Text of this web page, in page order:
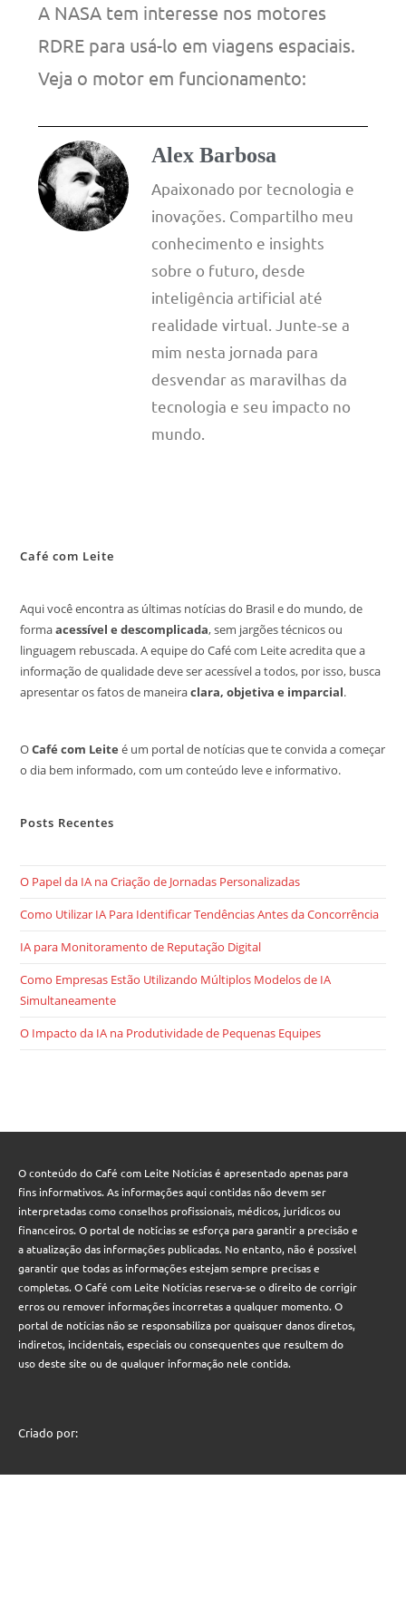
A NASA tem interesse nos motores
RDRE para usá-lo em viagens espaciais.
Veja o motor em funcionamento:
Alex Barbosa
Apaixonado por tecnologia e
inovações. Compartilho meu
conhecimento e insights
sobre o futuro, desde
inteligência artificial até
realidade virtual. Junte-se a
mim nesta jornada para
desvendar as maravilhas da
tecnologia e seu impacto no
mundo.
Café com Leite
Aqui você encontra as últimas notícias do Brasil e do mundo, de
formaacessível e descomplicada, sem jargões técnicos ou
linguagem rebuscada. A equipe do Café com Leite acredita que a
informação de qualidade deve ser acessível a todos, por isso, busca
apresentar os fatos de maneiraclara, objetiva e imparcial.
OCafé com Leite é um portal de notícias que te convida a começar
o dia bem informado, com um conteúdo leve e informativo.
Posts Recentes
O Papel da IA na Criação de Jornadas Personalizadas
Como Utilizar IA Para Identificar Tendências Antes da Concorrência
IA para Monitoramento de Reputação Digital
Como Empresas Estão Utilizando Múltiplos Modelos de IA
Simultaneamente
O Impacto da IA na Produtividade de Pequenas Equipes
O conteúdo do Café com Leite Notícias é apresentado apenas para
fins informativos. As informações aqui contidas não devem ser
interpretadas como conselhos profissionais, médicos, jurídicos ou
financeiros. O portal de notícias se esforça para garantir a precisão e
a atualização das informações publicadas. No entanto, não é possível
garantir que todas as informações estejam sempre precisas e
completas. O Café com Leite Notícias reserva-se o direito de corrigir
erros ou remover informações incorretas a qualquer momento. O
portal de notícias não se responsabiliza por quaisquer danos diretos,
indiretos, incidentais, especiais ou consequentes que resultem do
uso deste site ou de qualquer informação nele contida.
Criado por: